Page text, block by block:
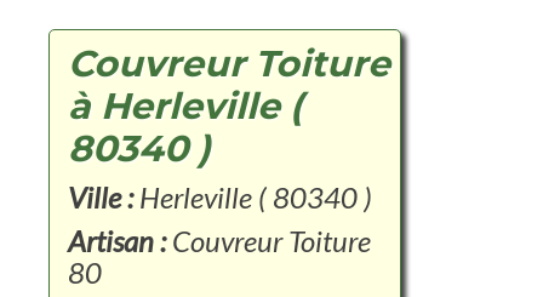
Couvreur Toiture
à Herleville (
80340 )
Ville :Herleville ( 80340 )
Artisan :Couvreur Toiture
80